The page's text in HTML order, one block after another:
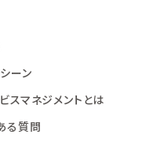
ーン
スマネジメントとは
る質問